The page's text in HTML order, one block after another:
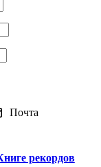
Почта
рекордов